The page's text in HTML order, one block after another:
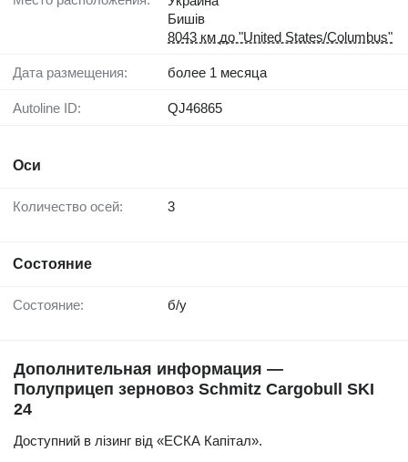
Бишів
8043 км до "United States/Columbus"
Дата размещения: более 1 месяца
Autoline ID: QJ46865
Оси
Количество осей: 3
Состояние
Состояние: б/у
Дополнительная информация —
Полуприцеп зерновоз Schmitz Cargobull SKI
24
Доступний в лізинг від «ЕСКА Капітал».